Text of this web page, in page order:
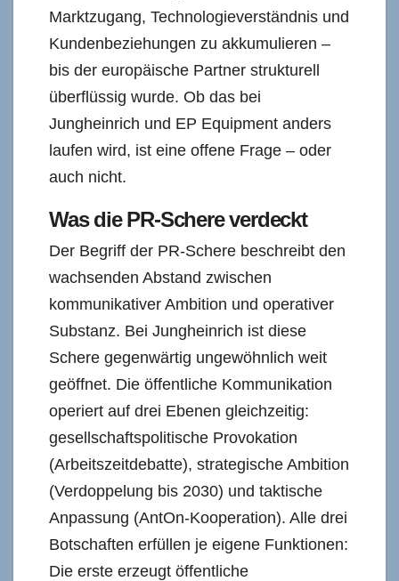
Marktzugang, Technologieverständnis und
Kundenbeziehungen zu akkumulieren –
bis der europäische Partner strukturell
überflüssig wurde. Ob das bei
Jungheinrich und EP Equipment anders
laufen wird, ist eine offene Frage – oder
auch nicht.
Was die PR-Schere verdeckt
Der Begriff der PR-Schere beschreibt den
wachsenden Abstand zwischen
kommunikativer Ambition und operativer
Substanz. Bei Jungheinrich ist diese
Schere gegenwärtig ungewöhnlich weit
geöffnet. Die öffentliche Kommunikation
operiert auf drei Ebenen gleichzeitig:
gesellschaftspolitische Provokation
(Arbeitszeitdebatte), strategische Ambition
(Verdoppelung bis 2030) und taktische
Anpassung (AntOn-Kooperation). Alle drei
Botschaften erfüllen je eigene Funktionen:
Die erste erzeugt öffentliche